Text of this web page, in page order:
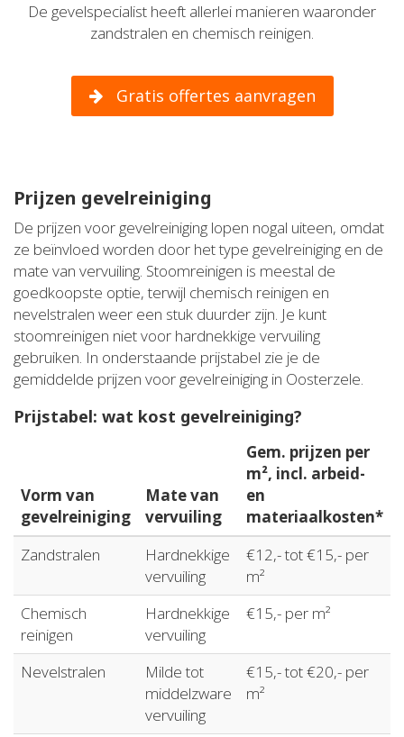
De gevelspecialist heeft allerlei manieren waaronder
zandstralen en chemisch reinigen.
Gratis offertes aanvragen
Prijzen gevelreiniging
De prijzen voor gevelreiniging lopen nogal uiteen, omdat
ze beïnvloed worden door het type gevelreiniging en de
mate van vervuiling. Stoomreinigen is meestal de
goedkoopste optie, terwijl chemisch reinigen en
nevelstralen weer een stuk duurder zijn. Je kunt
stoomreinigen niet voor hardnekkige vervuiling
gebruiken. In onderstaande prijstabel zie je de
gemiddelde prijzen voor gevelreiniging in Oosterzele.
Prijstabel: wat kost gevelreiniging?
Vorm van
gevelreiniging
Mate van
vervuiling
Gem. prijzen per
m², incl. arbeid-
en
materiaalkosten*
Zandstralen
Hardnekkige
vervuiling
€12,- tot €15,- per
m²
Chemisch
reinigen
Hardnekkige
vervuiling
€15,- per m²
Nevelstralen
Milde tot
middelzware
vervuiling
€15,- tot €20,- per
m²